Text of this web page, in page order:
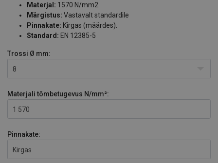
Materjal: 1570 N/mm2.
Märgistus: Vastavalt standardile
Pinnakate: Kirgas (määrdes).
Standard: EN 12385-5
Trossi Ø mm:
8
Materjali tõmbetugevus N/mm²:
1 570
Pinnakate:
Kirgas